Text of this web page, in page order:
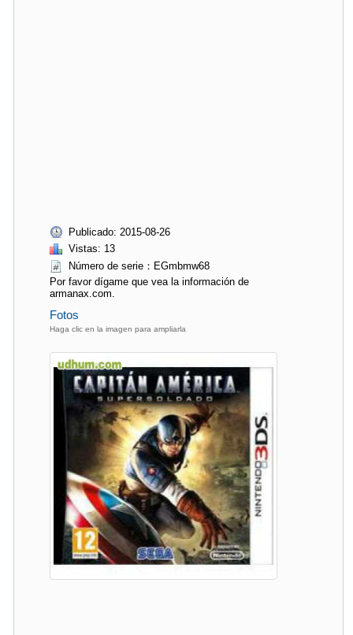
Publicado: 2015-08-26
Vistas: 13
Número de serie：EGmbmw68
Por favor dígame que vea la información de
armanax.com.
Fotos
Haga clic en la imagen para ampliarla